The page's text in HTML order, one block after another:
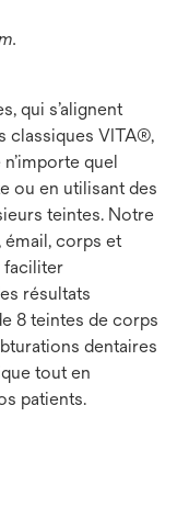
qui s’alignent
classiques VITA®,
quel
ou en utilisant des
teintes. Notre
corps et
faciliter
résultats
8 teintes de corps
dentaires
tout en
patients.